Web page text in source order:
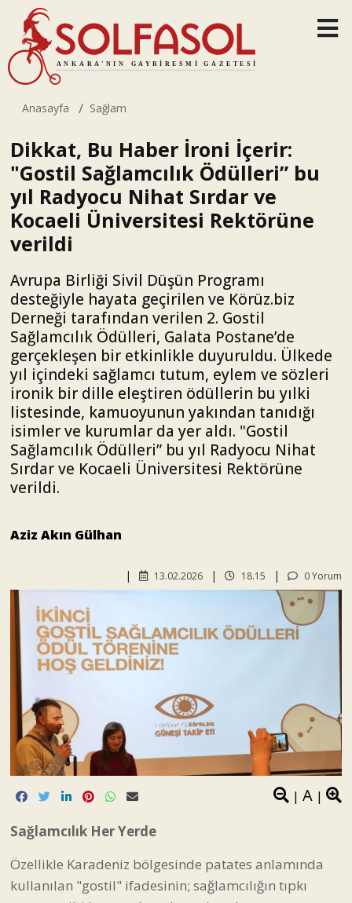
Anasayfa Sağlam
Dikkat, Bu Haber İroni İçerir:
"Gostil Sağlamcılık Ödülleri” bu
yıl Radyocu Nihat Sırdar ve
Kocaeli Üniversitesi Rektörüne
verildi
Avrupa Birliği Sivil Düşün Programı
desteğiyle hayata geçirilen ve Körüz.biz
Derneği tarafından verilen 2. Gostil
Sağlamcılık Ödülleri, Galata Postane’de
gerçekleşen bir etkinlikle duyuruldu. Ülkede
yıl içindeki sağlamcı tutum, eylem ve sözleri
ironik bir dille eleştiren ödüllerin bu yılki
listesinde, kamuoyunun yakından tanıdığı
isimler ve kurumlar da yer aldı. "Gostil
Sağlamcılık Ödülleri” bu yıl Radyocu Nihat
Sırdar ve Kocaeli Üniversitesi Rektörüne
verildi.
Aziz Akın Gülhan
0 Yorum
18.15
13.02.2026
| A |
Sağlamcılık Her Yerde
Özellikle Karadeniz bölgesinde patates anlamında
kullanılan "gostil" ifadesinin; sağlamcılığın tıpkı